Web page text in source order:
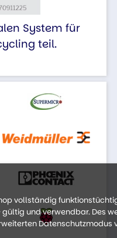
System für
teil.
vollständig
und verwendbar. Des
Datenschutzmodus